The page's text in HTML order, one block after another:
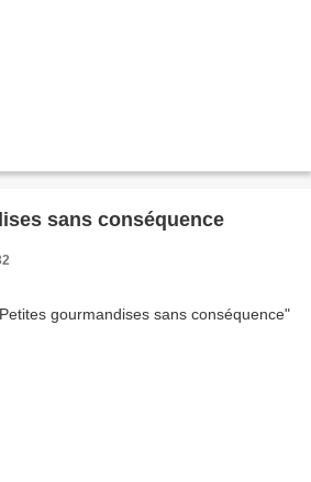
sans conséquence